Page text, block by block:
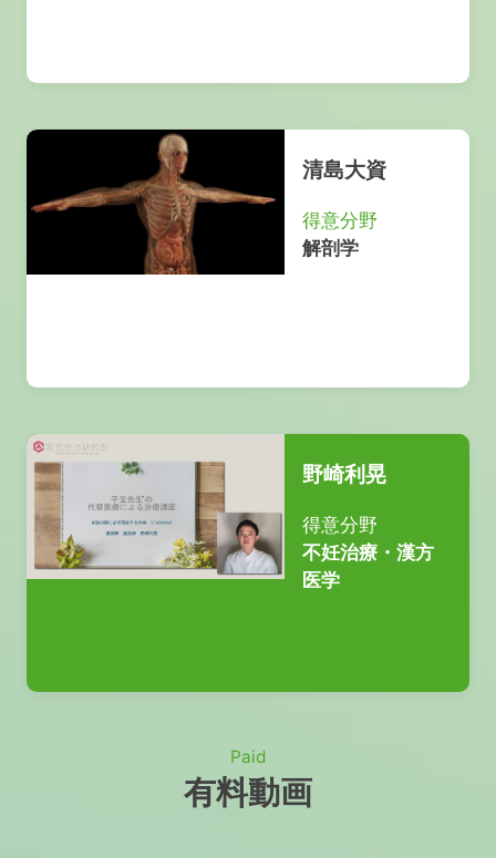
清島大資
得意分野
解剖学
野崎利晃
得意分野
不妊治療・漢方
医学
Paid
有料動画